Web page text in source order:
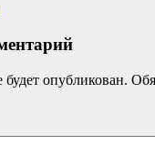
опубликован.